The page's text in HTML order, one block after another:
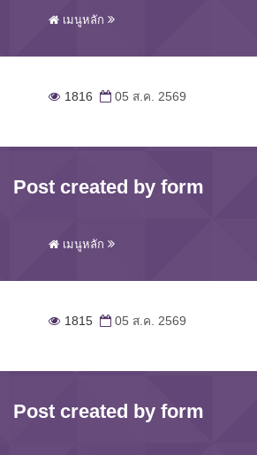
เมนูหลัก
1816 05 ส.ค. 2569
Post created by form
เมนูหลัก
1815 05 ส.ค. 2569
Post created by form